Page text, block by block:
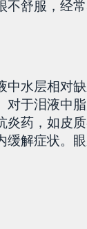
舒服，经
水层相对
于泪液中
药，如皮
缓解症状。